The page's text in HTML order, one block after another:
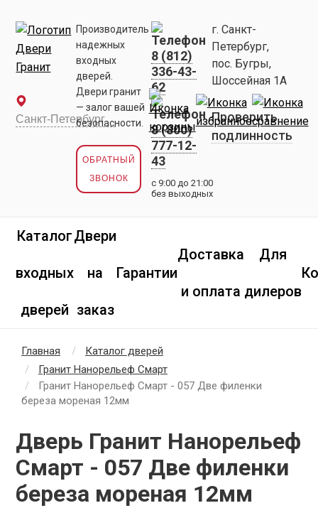
Производитель
надежных
входных
дверей.
Двери гранит
— залог вашей
безопасности.
ОБРАТНЫЙ
ЗВОНОК
8 (812)
336-43-
62
8 (800)
777-12-
43
с 9:00 до 21:00
без выходных
г. Санкт-
Петербург,
пос. Бугры,
Шоссейная 1А
Проверить
подлинность
Каталог
входных
дверей
Двери
на
заказ
Гарантии
Доставка
и оплата
Для
дилеров
Главная
Каталог дверей
Гранит Нанорельеф Смарт
Гранит Нанорельеф Смарт - 057 Две филенки
береза мореная 12мм
Дверь Гранит Нанорельеф
Смарт - 057 Две филенки
береза мореная 12мм